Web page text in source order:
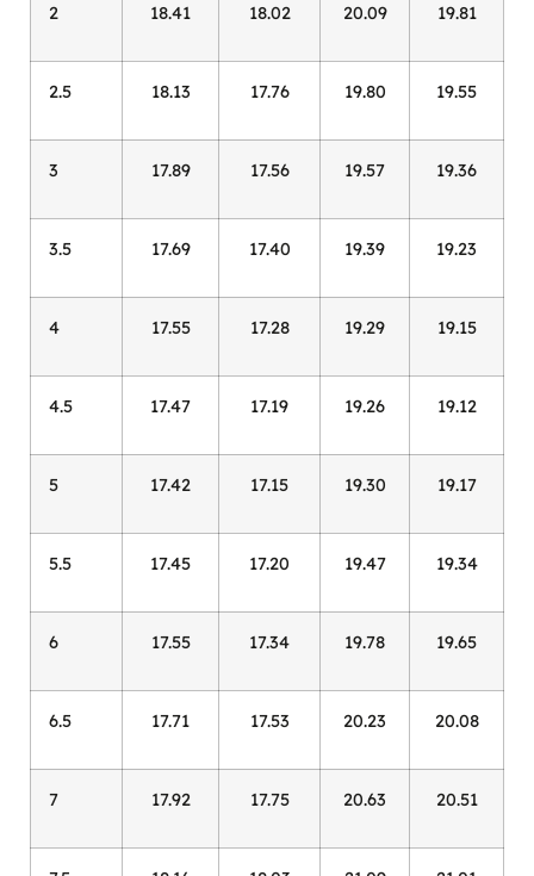
2 18.41 18.02 20.09 19.81
2.5 18.13 17.76 19.80 19.55
3 17.89 17.56 19.57 19.36
3.5 17.69 17.40 19.39 19.23
4 17.55 17.28 19.29 19.15
4.5 17.47 17.19 19.26 19.12
5 17.42 17.15 19.30 19.17
5.5 17.45 17.20 19.47 19.34
6 17.55 17.34 19.78 19.65
6.5 17.71 17.53 20.23 20.08
7 17.92 17.75 20.63 20.51